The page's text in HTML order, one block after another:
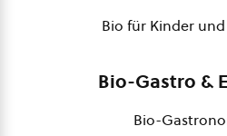
Bio für Kinder
Bio-Gastro &
Bio-